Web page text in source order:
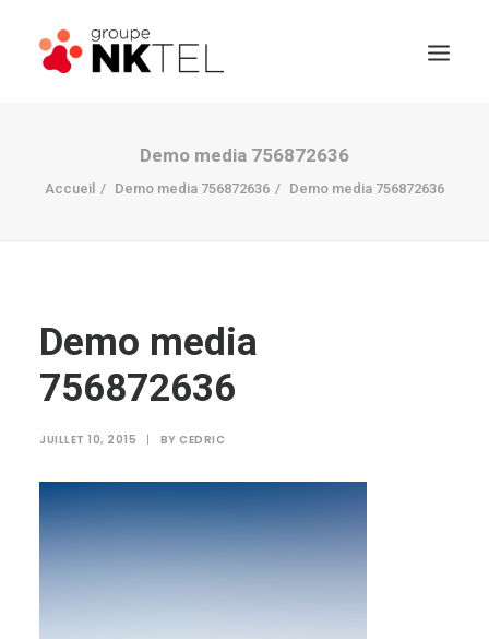
Demo media 756872636
Accueil Demo media 756872636 Demo media 756872636
Demo media
756872636
JUILLET 10, 2015 | BY CEDRIC